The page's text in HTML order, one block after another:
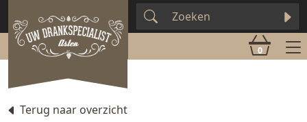
0
Terug naar overzicht